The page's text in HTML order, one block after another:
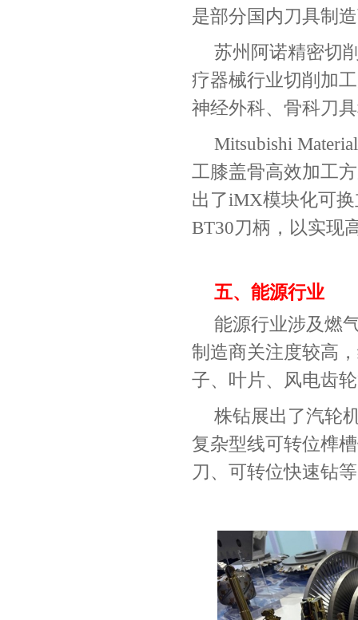
是部分国内刀具制
苏州阿诺精密切
疗器械行业切削加
神经外科、骨科刀
Mitsubishi
工膝盖骨高效加工
出了iMX模块化可
BT30刀柄，以实现
五、能源行业
能源行业涉及燃
制造商关注度较高
子、叶片、风电齿
株钻展出了汽轮
复杂型线可转位榫
刀、可转位快速钻